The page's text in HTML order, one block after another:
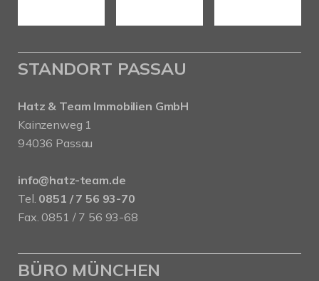
STANDORT PASSAU
Hatz & Team Immobilien GmbH
Kainzenweg 1
94036 Passau
info@hatz-team.de
Tel. 0851 / 7 56 93-70
Fax. 0851 / 7 56 93-68
BÜRO MÜNCHEN